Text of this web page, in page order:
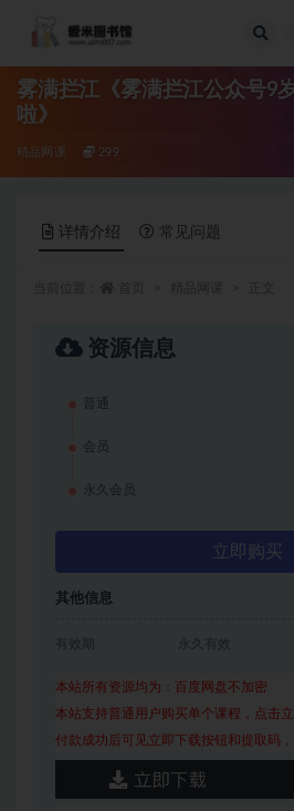
雾满拦江《雾满拦江公众号9
啦》
精品网课 299
详情介绍 常见问题
资源信息
普通
会员
永久会员
立即购买
其他信息
有效期 永久有效
本站所有资源均为：百度网盘不加密
本站支持普通用户购买单个课程，点击立
付款成功后可见立即下载按钮和提取码，